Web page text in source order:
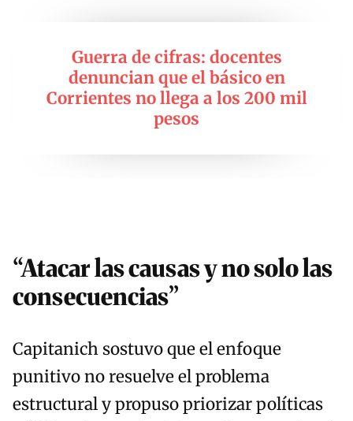
Guerra de cifras: docentes
denuncian que el básico en
Corrientes no llega a los 200 mil
pesos
“Atacar las causas y no solo las
consecuencias”
Capitanich sostuvo que el enfoque
punitivo no resuelve el problema
estructural y propuso priorizar políticas